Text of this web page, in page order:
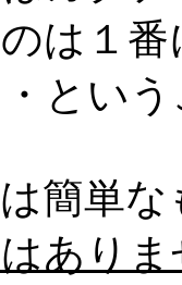
は１
とい
簡単
あり